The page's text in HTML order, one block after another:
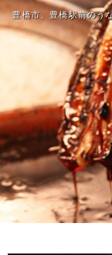
豊橋市、豊橋駅前のう